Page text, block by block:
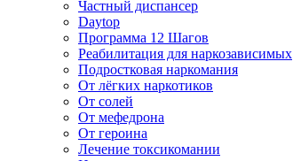
Частный диспансер
Daytop
Программа 12 Шагов
Реабилитация для наркозависимых
Подростковая наркомания
От лёгких наркотиков
От солей
От мефедрона
От героина
Лечение токсикомании